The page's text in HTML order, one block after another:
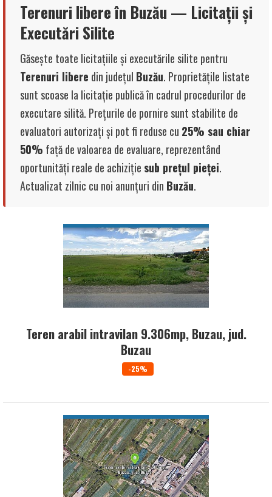
Terenuri libere în Buzău — Licitații și
Executări Silite
Găsește toate licitațiile și executările silite pentru
Terenuri libere din județul Buzău. Proprietățile listate
sunt scoase la licitație publică în cadrul procedurilor de
executare silită. Prețurile de pornire sunt stabilite de
evaluatori autorizați și pot fi reduse cu 25% sau chiar
50% față de valoarea de evaluare, reprezentând
oportunități reale de achiziție sub prețul pieței.
Actualizat zilnic cu noi anunțuri din Buzău.
Teren arabil intravilan 9.306mp, Buzau, jud.
Buzau
-25%
VEZI DETALII